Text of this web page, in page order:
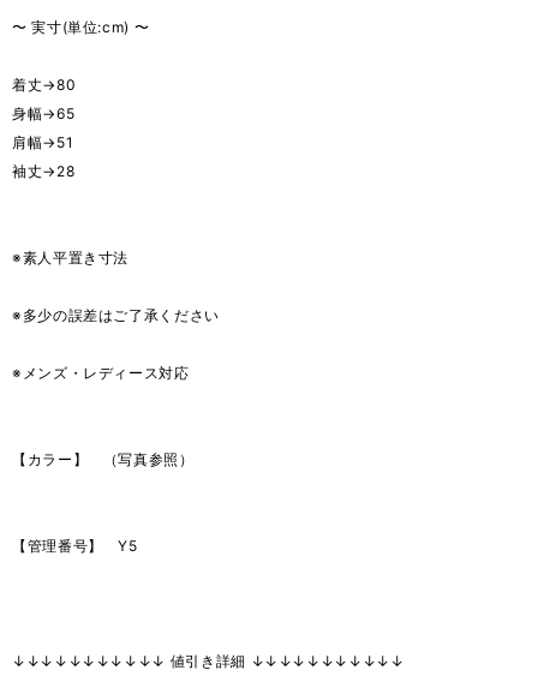
〜 実寸(単位:cm) 〜
着丈→80
身幅→65
肩幅→51
袖丈→28
※素人平置き寸法
※多少の誤差はご了承ください
※メンズ・レディース対応
【カラー】 （写真参照）
【管理番号】 Y5
↓↓↓↓↓↓↓↓↓↓↓ 値引き詳細 ↓↓↓↓↓↓↓↓↓↓↓